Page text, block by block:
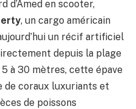
d’Amed en scooter,
, un cargo américain
un récif artificiel
depuis la plage
à 30 mètres, cette épave
coraux luxuriants et
de poissons